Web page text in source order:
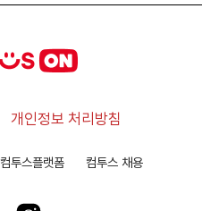
개인정보 처리방침
컴투스플랫폼 컴투스 채용